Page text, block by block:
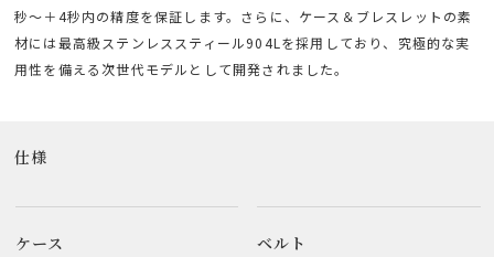
秒〜＋4秒内の精度を保証します。さらに、ケース＆ブレスレットの素
材には最高級ステンレススティール904Lを採用しており、究極的な実
用性を備える次世代モデルとして開発されました。
仕様
ケース ベルト